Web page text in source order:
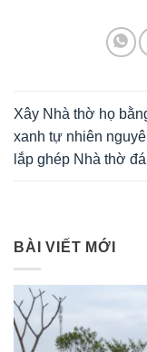
Xây Nhà thờ họ
xanh tự nhiên
lắp ghép Nhà thờ
BÀI VIẾT MỚI